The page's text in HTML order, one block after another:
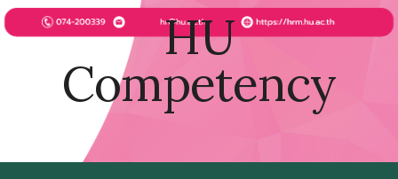
HU
Competency